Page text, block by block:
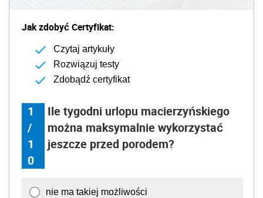
Jak zdobyć Certyfikat:
Czytaj artykuły
Rozwiązuj testy
Zdobądź certyfikat
1
/
1
0
Ile tygodni urlopu macierzyńskiego
można maksymalnie wykorzystać
jeszcze przed porodem?
nie ma takiej możliwości